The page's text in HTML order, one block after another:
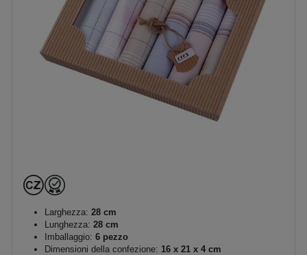
Larghezza: 28 cm
Lunghezza: 28 cm
Imballaggio: 6 pezzo
Dimensioni della confezione: 16 x 21 x 4 cm